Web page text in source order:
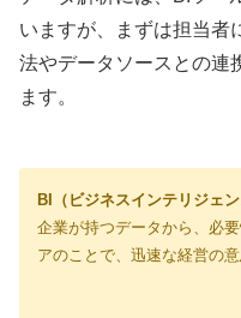
いますが、まずは担当者
法やデータソースとの連
ます。
BI（ビジネスインテリジェ
企業が持つデータから、必
アのことで、迅速な経営の意